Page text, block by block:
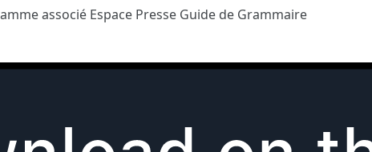
associé Espace Presse Guide de Grammaire